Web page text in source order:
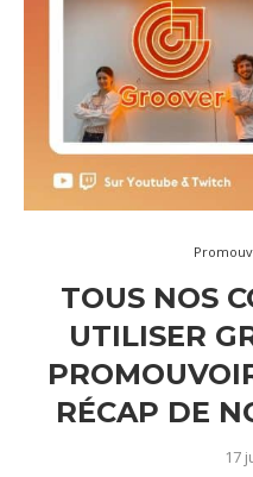
TOUS NOS
UTILISER
RÉCAP DE
17